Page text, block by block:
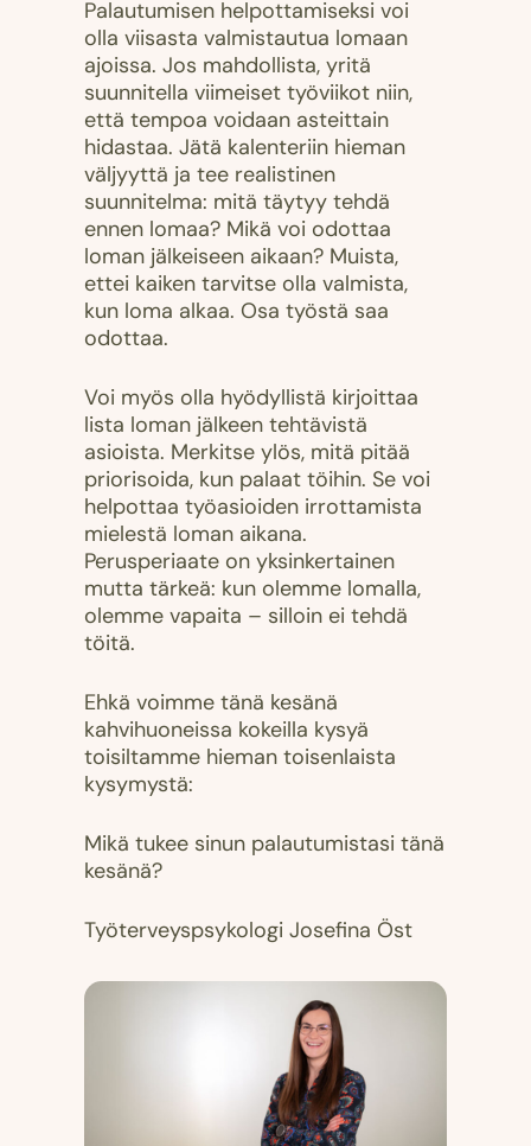
Palautumisen helpottamiseksi voi
olla viisasta valmistautua lomaan
ajoissa. Jos mahdollista, yritä
suunnitella viimeiset työviikot niin,
että tempoa voidaan asteittain
hidastaa. Jätä kalenteriin hieman
väljyyttä ja tee realistinen
suunnitelma: mitä täytyy tehdä
ennen lomaa? Mikä voi odottaa
loman jälkeiseen aikaan? Muista,
ettei kaiken tarvitse olla valmista,
kun loma alkaa. Osa työstä saa
odottaa.
Voi myös olla hyödyllistä kirjoittaa
lista loman jälkeen tehtävistä
asioista. Merkitse ylös, mitä pitää
priorisoida, kun palaat töihin. Se voi
helpottaa työasioiden irrottamista
mielestä loman aikana.
Perusperiaate on yksinkertainen
mutta tärkeä: kun olemme lomalla,
olemme vapaita – silloin ei tehdä
töitä.
Ehkä voimme tänä kesänä
kahvihuoneissa kokeilla kysyä
toisiltamme hieman toisenlaista
kysymystä:
Mikä tukee sinun palautumistasi tänä
kesänä?
Työterveyspsykologi Josefina Öst